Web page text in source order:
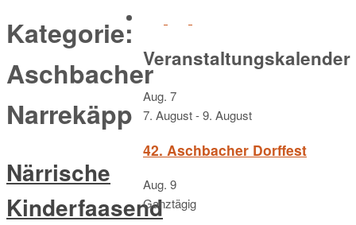
Kategorie:
Aschbacher
Narrekäpp
Närrische
Kinderfaasend
Veranstaltungskalender
Aug. 7
7. August-9. August
42. Aschbacher Dorffest
Aug. 9
Ganztägig